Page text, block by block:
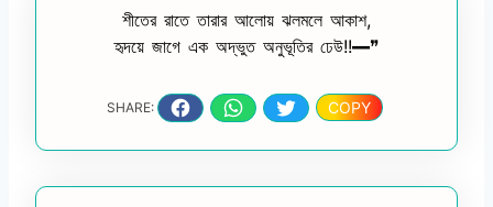
শীতের রাতে তারার আলোয় ঝলমলে আকাশ,
হৃদয়ে জাগে এক অদ্ভুত অনুভূতির ঢেউ!!━❞
SHARE: COPY